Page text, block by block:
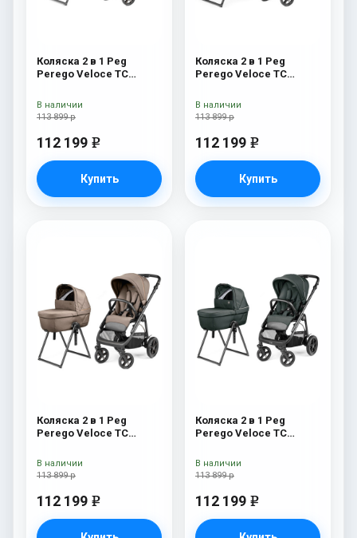
Коляска 2 в 1 Peg
Perego Veloce TC
New
113 899 р
112 199 e
Купить
В наличии
Коляска 2 в 1 Peg
Perego Veloce TC
113 899 р
112 199 e
Купить
В наличии
Коляска 2 в 1 Peg
Perego Veloce TC
New
113 899 р
112 199 e
В наличии
Коляска 2 в 1 Peg
Perego Veloce TC
113 899 р
112 199 e
В наличии